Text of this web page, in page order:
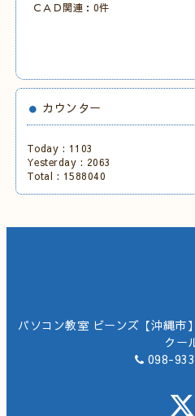
ＣＡＤ関連：0件
カウンター
Today : 1103
Yesterday : 2063
Total : 1588040
パソコン教室 ビーンズ【沖縄市
クー
098-